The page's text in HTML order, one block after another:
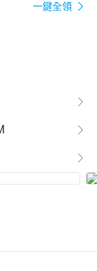
一鍵全領